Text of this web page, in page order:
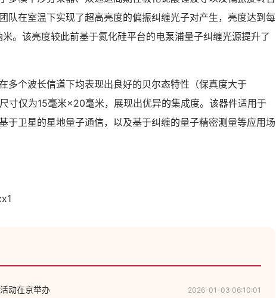
队在室温下实现了超高亮度的偏振纠缠光子对产生，亮度达到每
。该亮度较此前基于氮化硅平台的电泵浦量子纠缠光源提升了
个波长信道下均表现出良好的贝尔态特性（保真度大于
寸仅为15毫米×20毫米，展现出优异的集成度。该器件适用于
于卫星的星地量子通信，以及基于纠缠的量子精密测量等应用场
动在京举办 2026-01-03 06:10:01